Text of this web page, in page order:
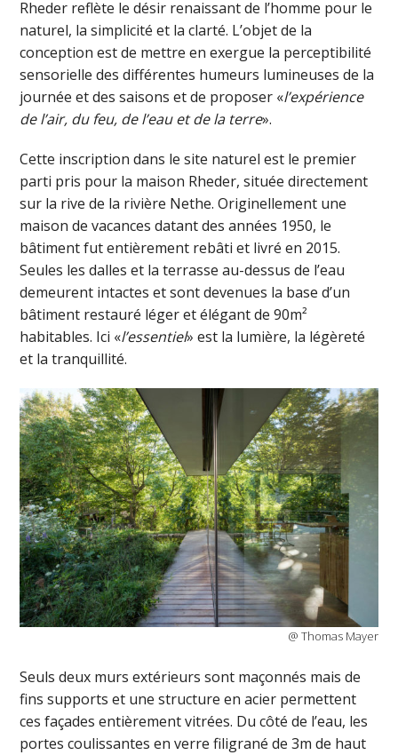
Rheder reflète le désir renaissant de l’homme pour le
naturel, la simplicité et la clarté. L’objet de la
conception est de mettre en exergue la perceptibilité
sensorielle des différentes humeurs lumineuses de la
journée et des saisons et de proposer «l’expérience
de l’air, du feu, de l’eau et de la terre».
Cette inscription dans le site naturel est le premier
parti pris pour la maison Rheder, située directement
sur la rive de la rivière Nethe. Originellement une
maison de vacances datant des années 1950, le
bâtiment fut entièrement rebâti et livré en 2015.
Seules les dalles et la terrasse au-dessus de l’eau
demeurent intactes et sont devenues la base d’un
bâtiment restauré léger et élégant de 90m²
habitables. Ici «l’essentiel» est la lumière, la légèreté
et la tranquillité.
@ Thomas Mayer
Seuls deux murs extérieurs sont maçonnés mais de
fins supports et une structure en acier permettent
ces façades entièrement vitrées. Du côté de l’eau, les
portes coulissantes en verre filigrané de 3m de haut